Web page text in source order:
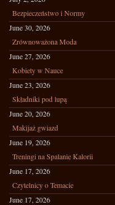
Bezpieczeństwo i Normy
June 30, 2026
Zrównoważona Moda
June 27, 2026
Kobiety w Nauce
June 23, 2026
Składniki pod lupą
June 20, 2026
Makijaż gwiazd
June 19, 2026
Treningi na Spalanie Kalorii
June 17, 2026
Czytelnicy o Temacie
June 17, 2026